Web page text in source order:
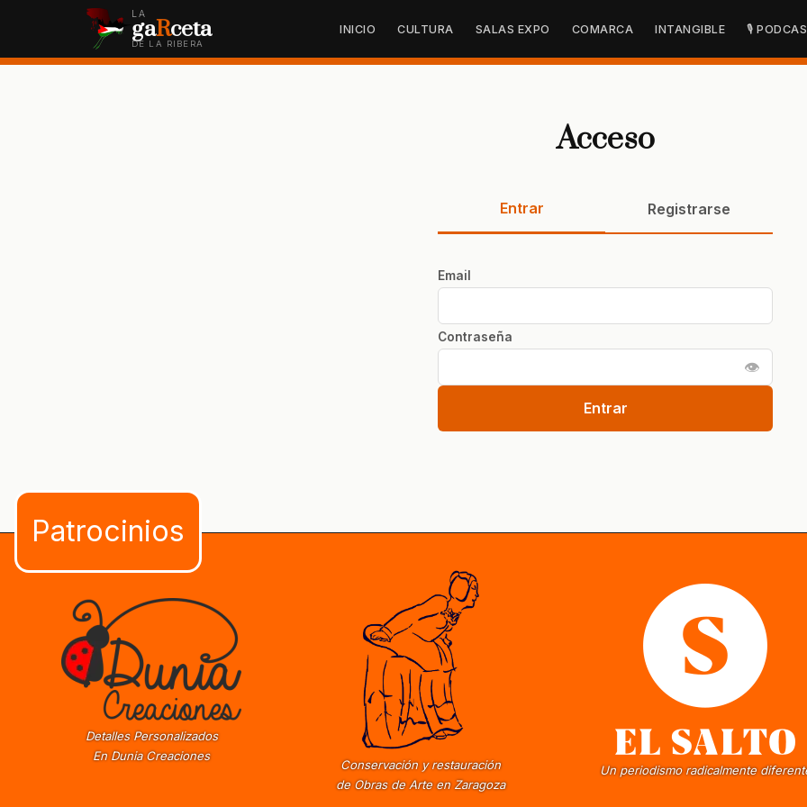
LA
gaRceta
DE LA RIBERA
INICIO CULTURA SALAS EXPO COMARCA INTANGIBLE 🎙
Acceso
Entrar Registrarse
Email
Contraseña
👁
Entrar
Detalles Personalizados
En Dunia Creaciones
Conservación y restauración
de Obras de Arte en Zaragoza
Un periodismo radicalmente